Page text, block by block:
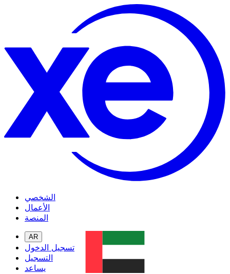
الشخصي
الأعمال
المنصة
AR
تسجيل الدخول
التسجيل
يساعد